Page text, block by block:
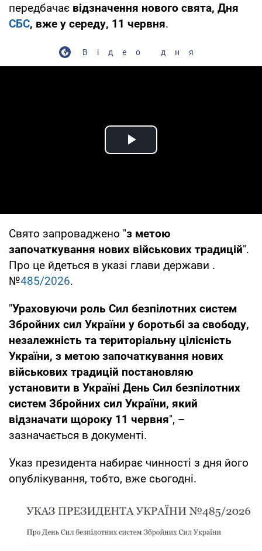
передбачає відзначення нового свята, Дня
СБС, вже у середу, 11 червня.
Відео дня
Play Video
Свято запроваджено "з метою
започаткування нових військових традицій".
Про це йдеться в указі глави держави .
№485/2026.
"Ураховуючи роль Сил безпілотних систем
Збройних сил України у боротьбі за свободу,
незалежність та територіальну цілісність
України, з метою започаткування нових
військових традицій постановляю
установити в Україні День Сил безпілотних
систем Збройних сил України, який
відзначати щороку 11 червня", –
зазначається в документі.
Указ президента набирає чинності з дня його
опублікування, тобто, вже сьогодні.